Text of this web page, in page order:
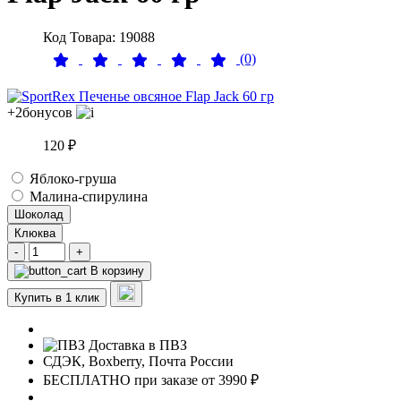
Код Товара: 19088
(0)
+2бонусов
120 ₽
Яблоко-груша
Малина-спирулина
Шоколад
Клюква
-
+
В корзину
Купить в 1 клик
Доставка в ПВЗ
СДЭК, Boxberry, Почта России
БЕСПЛАТНО при заказе от 3990 ₽